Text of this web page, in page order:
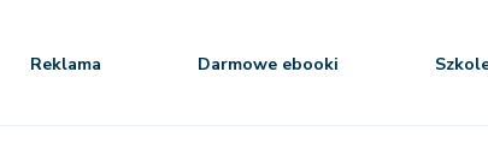
Reklama Darmowe ebooki